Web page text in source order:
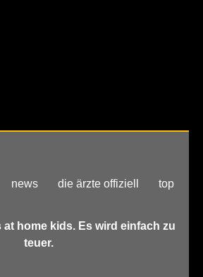
news die ärzte offiziell top
at home kids. Es wird einfach zu
teuer.